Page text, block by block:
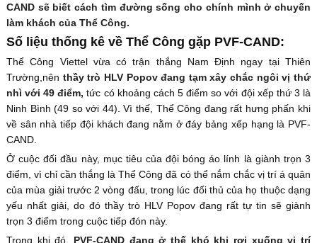
CAND sẽ biết cách tìm đường sống cho chính mình ở chuyến
làm khách của Thể Công.
Số liệu thống kê về Thể Công gặp PVF-CAND:
Thể Công Viettel vừa có trận thắng Nam Định ngay tại Thiên
Trường,nên thầy trò HLV Popov đang tạm xây chắc ngôi vị thứ
nhì với 49 điểm,tức có khoảng cách 5 điểm so với đội xếp thứ 3 là
Ninh Bình (49 so với 44). Vì thế, Thể Công đang rất hưng phấn khi
về sân nhà tiếp đội khách đang nằm ở đáy bảng xếp hạng là PVF-
CAND.
Ở cuộc đối đầu này, mục tiêu của đội bóng áo lính là giành trọn 3
điểm, vì chỉ cần thắng là Thể Công đã có thể nắm chắc vị trí á quân
của mùa giải trước 2 vòng đấu, trong lúc đối thủ của họ thuộc dạng
yếu nhất giải, do đó thầy trò HLV Popov đang rất tự tin sẽ giành
trọn 3 điểm trong cuộc tiếp đón này.
Trong khi đó, PVF-CAND đang ở thế khó khi rơi xuống vị trí